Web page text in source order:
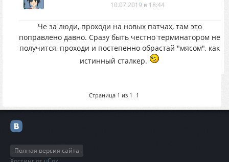
10.07.2019 в 18:44
Че за люди, проходи на новых патчах, там это
поправлено давно. Сразу быть честно терминатором не
получится, проходи и постепенно обрастай "мясом", как
истинный сталкер.
Страница 1 из 1 1
Полная версия сайта